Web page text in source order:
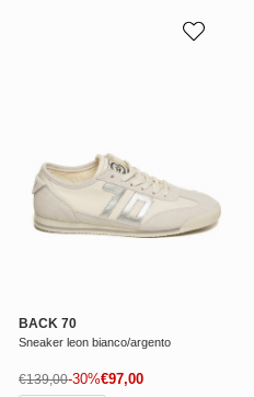
BACK 70
Sneaker leon bianco/argento
Prezzo di vendita
€97,00
Prezzo normale
€139,00-30%